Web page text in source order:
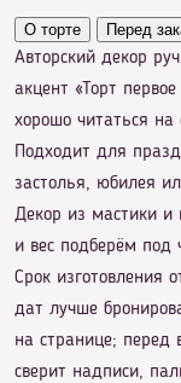
О торте Перед
Авторский декор
акцент «Торт
хорошо читаться на
Подходит для
застолья, юбилея
Декор из мастики и
и вес подберём под
Срок изготовления
дат лучше
на странице; перед
сверит надписи,